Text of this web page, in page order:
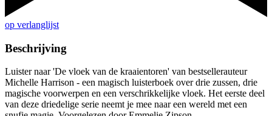
op verlanglijst
Beschrijving
Luister naar 'De vloek van de kraaientoren' van bestsellerauteur
Michelle Harrison - een magisch luisterboek over drie zussen, drie
magische voorwerpen en een verschrikkelijke vloek. Het eerste deel
van deze driedelige serie neemt je mee naar een wereld met een